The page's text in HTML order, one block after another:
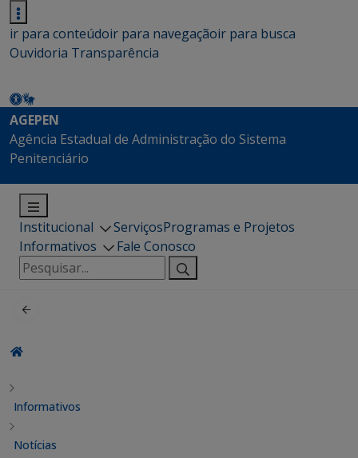
ir para conteúdoir para navegaçãoir para busca
Ouvidoria Transparência
AGEPEN
Agência Estadual de Administração do Sistema
Penitenciário
Institucional ServiçosProgramas e Projetos
Informativos
Fale Conosco
Pesquisar
por:
Informativos
Notícias